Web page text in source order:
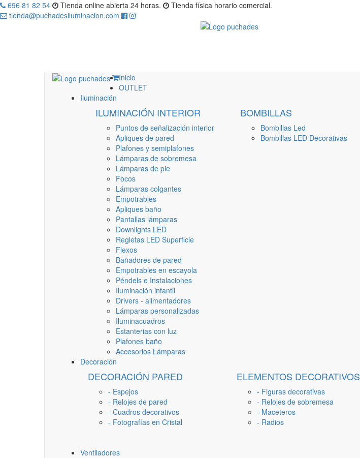
696 81 82 54 Tienda online abierta 24 horas.
Tienda física horario comercial.
tienda@puchadesiluminacion.com
Inicio
OUTLET
Iluminación
ILUMINACIÓN INTERIOR
Puntos de señalización interior
Apliques de pared
Plafones y semiplafones
Lámparas de sobremesa
Lámparas de pie
Focos
Lámparas colgantes
Empotrables
Apliques baño
Pantallas lámparas
Downlights LED
Regletas LED Superficie
Flexos
Bañadores de pared
Empotrables en escayola
Péndels e Instalaciones
Iluminación infantil
Drivers - alimentadores
Lámparas personalizadas
Iluminacuadros
Estanterias con luz
Plafones baño
Accesorios Lámparas
BOMBILLAS
Bombillas Led
Bombillas LED Decorativas
Decoración
DECORACIÓN PARED
- Espejos
- Relojes de pared
- Cuadros decorativos
- Fotografías en Cristal
ELEMENTOS DECORATIVOS
- Figuras decorativas
- Relojes de sobremesa
- Maceteros
- Radios
Ventiladores